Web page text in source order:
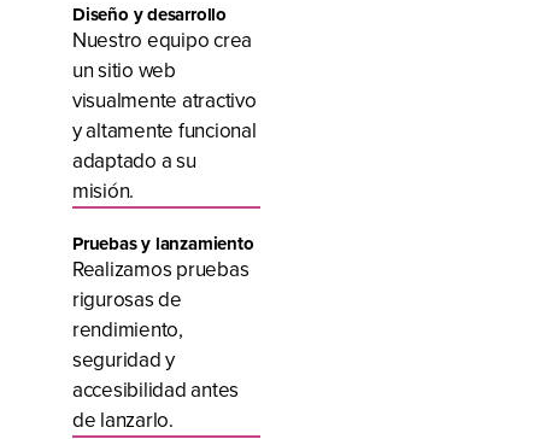
Diseño y desarrollo
Nuestro equipo crea
un sitio web
visualmente atractivo
y altamente funcional
adaptado a su
misión.
Pruebas y lanzamiento
Realizamos pruebas
rigurosas de
rendimiento,
seguridad y
accesibilidad antes
de lanzarlo.